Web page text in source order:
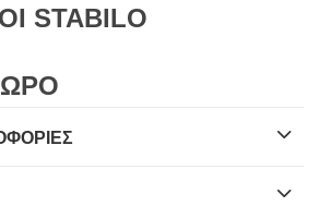
STABILO